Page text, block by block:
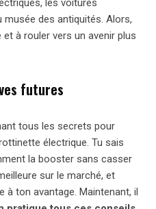
les voitures
des antiquités. Alors,
à rouler vers un avenir plus
futures
tous les secrets pour
électrique. Tu sais
la booster sans casser
sur le marché, et
ton avantage. Maintenant, il